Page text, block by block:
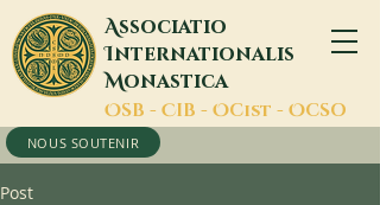
Associatio
Internationalis
Monastica
OSB - CIB - OCist - OCSO
NOUS SOUTENIR
Post